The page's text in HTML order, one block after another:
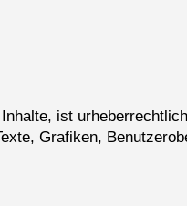
ist
Grafiken,